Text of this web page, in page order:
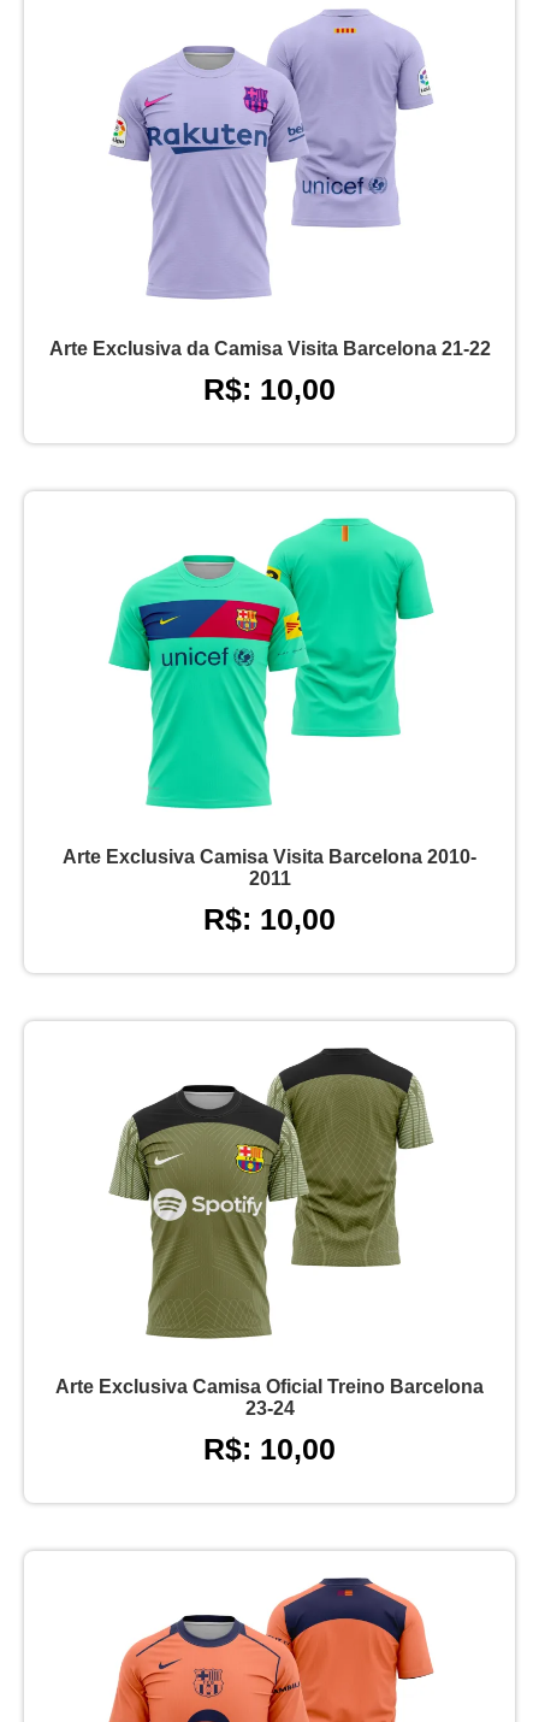
Arte Exclusiva da Camisa Visita Barcelona 21-22
R$: 10,00
Arte Exclusiva Camisa Visita Barcelona 2010-
2011
R$: 10,00
Arte Exclusiva Camisa Oficial Treino Barcelona
23-24
R$: 10,00